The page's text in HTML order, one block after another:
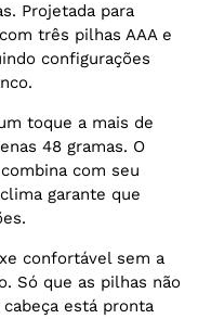
Projetada para
três pilhas AAA e
configurações
toque a mais de
48 gramas. O
com seu
garante que
confortável sem a
Só que as pilhas não
está pronta